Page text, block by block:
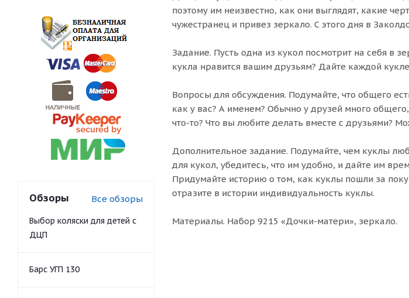
поэтому им неизвестно, как они выглядят, какие
чужестранец и привез зеркало. С этого дня в
Задание. Пусть одна из кукол посмотрит на себя в
кукла нравится вашим друзьям? Дайте каждой
Вопросы для обсуждения. Подумайте, что общего
как у вас? А именем? Обычно у друзей много
что-то? Что вы любите делать вместе с друзьями?
Дополнительное задание. Подумайте, чем куклы
для кукол, убедитесь, что им удобно, и дайте им
Придумайте историю о том, как куклы пошли за
отразите в истории индивидуальность куклы.
Материалы. Набор 9215 «Дочки-матери», зеркало.
Обзоры Все обзоры
Выбор коляски для детей с
ДЦП
Барс УГП 130